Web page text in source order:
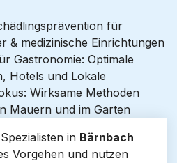
für
& medizinische Einrichtungen
Gastronomie: Optimale
Hotels und Lokale
Wirksame Methoden
Mauern und im Garten
in Bärnbach
Vorgehen und nutzen